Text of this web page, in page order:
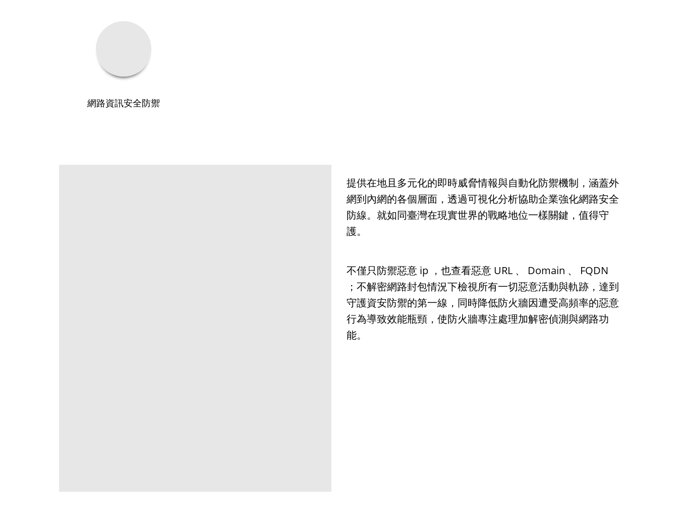
網路資訊安全防禦
提供在地且多元化的即時威脅情報與自動化防禦機制，涵蓋外
網到內網的各個層面，透過可視化分析協助企業強化網路安全
防線。就如同臺灣在現實世界的戰略地位一樣關鍵，值得守
護。
不僅只防禦惡意 ip ，也查看惡意 URL 、 Domain 、 FQDN
；不解密網路封包情況下檢視所有一切惡意活動與軌跡，達到
守護資安防禦的第一線，同時降低防火牆因遭受高頻率的惡意
行為導致效能瓶頸，使防火牆專注處理加解密偵測與網路功
能。